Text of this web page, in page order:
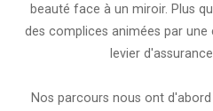
beauté face à un miroir. Plus
des complices animées par
levier
Nos parcours nous ont